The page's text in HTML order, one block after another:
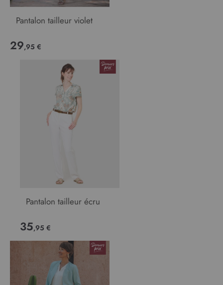
Pantalon tailleur violet
29,95 €
Pantalon tailleur écru
35,95 €